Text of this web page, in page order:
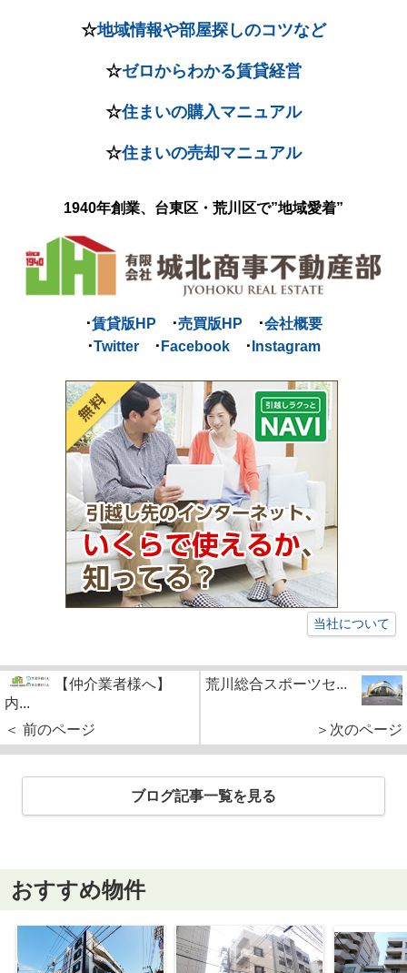
☆地域情報や部屋探しのコツなど
☆ゼロからわかる賃貸経営
☆住まいの購入マニュアル
☆住まいの売却マニュアル
1940年創業、台東区・荒川区で”地域愛着”
･賃貸版HP ･売買版HP ･会社概要
･Twitter ･ Facebook ･ Instagram
当社について
【仲介業者様へ】
内...
＜ 前のページ
荒川総合スポーツセ...
＞次のページ
ブログ記事一覧を見る
おすすめ物件